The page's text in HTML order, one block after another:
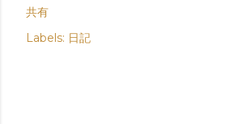
共有
Labels: 日記